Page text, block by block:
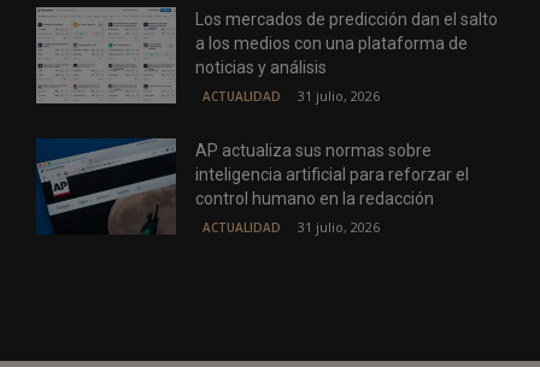
Los mercados de predicción dan el salto
a los medios con una plataforma de
noticias y análisis
ACTUALIDAD 31 julio, 2026
AP actualiza sus normas sobre
inteligencia artificial para reforzar el
control humano en la redacción
ACTUALIDAD 31 julio, 2026